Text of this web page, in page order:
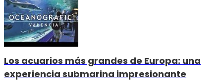
Los acuarios más grandes de Europa: una
experiencia submarina impresionante